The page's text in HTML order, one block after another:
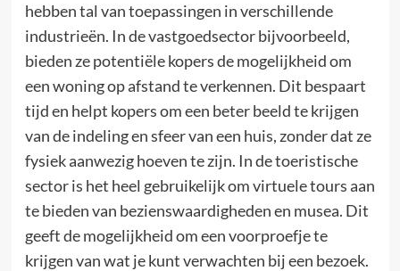
hebben tal van toepassingen in verschillende
industrieën. In de vastgoedsector bijvoorbeeld,
bieden ze potentiële kopers de mogelijkheid om
een woning op afstand te verkennen. Dit bespaart
tijd en helpt kopers om een beter beeld te krijgen
van de indeling en sfeer van een huis, zonder dat ze
fysiek aanwezig hoeven te zijn. In de toeristische
sector is het heel gebruikelijk om virtuele tours aan
te bieden van bezienswaardigheden en musea. Dit
geeft de mogelijkheid om een voorproefje te
krijgen van wat je kunt verwachten bij een bezoek.